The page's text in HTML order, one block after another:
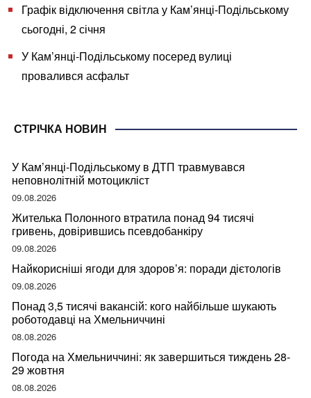
Графік відключення світла у Кам’янці-Подільському
сьогодні, 2 січня
У Кам’янці-Подільському посеред вулиці
провалився асфальт
СТРІЧКА НОВИН
У Кам’янці-Подільському в ДТП травмувався
неповнолітній мотоцикліст
09.08.2026
Жителька Полонного втратила понад 94 тисячі
гривень, довірившись псевдобанкіру
09.08.2026
Найкорисніші ягоди для здоров’я: поради дієтологів
09.08.2026
Понад 3,5 тисячі вакансій: кого найбільше шукають
роботодавці на Хмельниччині
08.08.2026
Погода на Хмельниччині: як завершиться тиждень 28-
29 жовтня
08.08.2026